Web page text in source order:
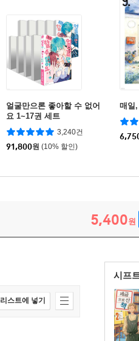
얼굴만으론 좋아할 수 없어
요 1~17권 세트
3,240건
91,800원 (10% 할인)
매일
5,400원
시프
리스트에 넣기